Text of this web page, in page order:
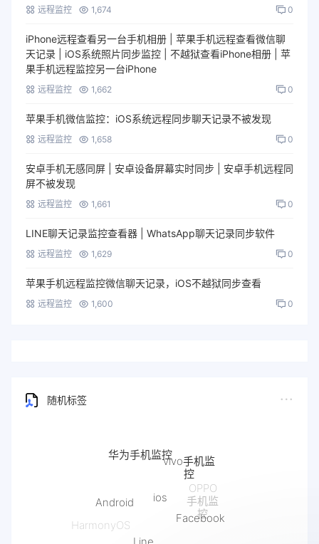
远程监控 1,674 0
iPhone远程查看另一台手机相册 | 苹果手机远程查看微信聊
天记录 | iOS系统照片同步监控 | 不越狱查看iPhone相册 | 苹
果手机远程监控另一台iPhone
远程监控 1,662 0
苹果手机微信监控：iOS系统远程同步聊天记录不被发现
远程监控 1,658 0
安卓手机无感同屏 | 安卓设备屏幕实时同步 | 安卓手机远程同
屏不被发现
远程监控 1,661 0
LINE聊天记录监控查看器 | WhatsApp聊天记录同步软件
远程监控 1,629 0
苹果手机远程监控微信聊天记录，iOS不越狱同步查看
远程监控 1,600 0
随机标签
华为手机监控vivo手机监
控
OPPO
手机监
控
HarmonyOS
Facebook